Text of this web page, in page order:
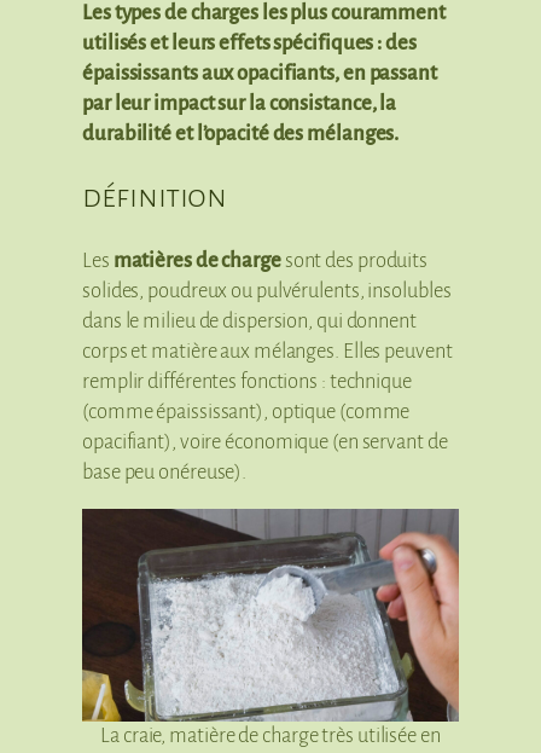
Les types de charges les plus couramment
utilisés et leurs effets spécifiques : des
épaississants aux opacifiants, en passant
par leur impact sur la consistance, la
durabilité et l’opacité des mélanges.
définition
Les matières de chargesont des produits
solides, poudreux ou pulvérulents, insolubles
dans le milieu de dispersion, qui donnent
corps et matière aux mélanges. Elles peuvent
remplir différentes fonctions : technique
(comme épaississant), optique (comme
opacifiant), voire économique (en servant de
base peu onéreuse).
La craie, matière de charge très utilisée en